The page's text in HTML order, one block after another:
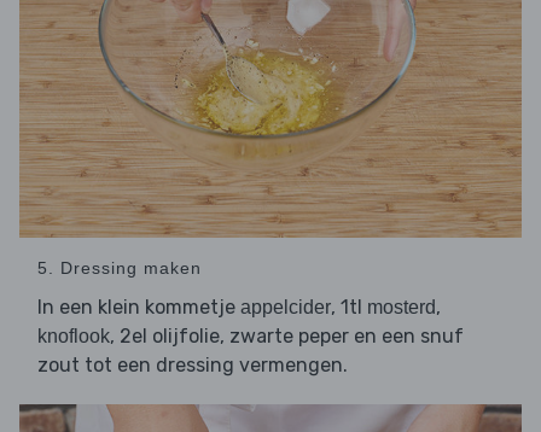
5. Dressing maken
In een klein kommetje appelcider, 1tl mosterd,
knoflook, 2el olijfolie, zwarte peper en een snuf
zout tot een dressing vermengen.